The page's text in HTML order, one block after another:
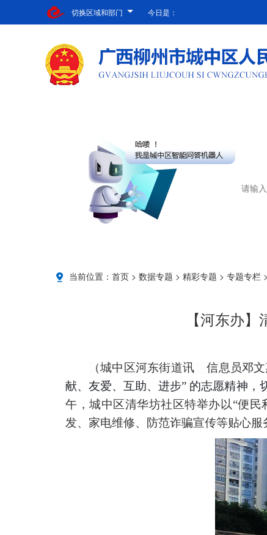
切换区域和部门 今日是：
当前位置： 首页 > 数据专题 > 精彩专题 > 专题专栏 >
【河东办
（城中区河东街道讯 信息员邓
献、友爱、互助、进步” 的志愿精神，
午，城中区清华坊社区特举办以“便民
发、家电维修、防范诈骗宣传等贴心服